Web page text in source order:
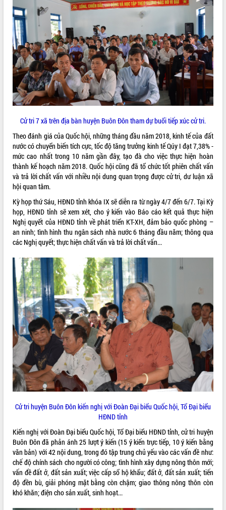
Lễ truy tặng danh hiệu “Bà Mẹ Việt
Nam Anh hùng” và trao Huân chương
Lao động
UBND tỉnh Đắk Lắk triển khai nhiệm
vụ 6 tháng cuối năm 2026
Kỳ họp thứ Hai, Hội đồng nhân dân
tỉnh khóa XI quyết nghị nhiều nội dung
quan trọng
Bí thư Tỉnh ủy Lương Nguyễn Minh
Triết thăm, tặng quà người có công với
Rà soát, hoàn thiện hệ thống thiết chế
văn hóa, thể thao đáp ứng yêu cầu
phát triển mới
Thường trực HĐND tỉnh Đắk Lắk gặp
mặt Đoàn chuyên gia y tế TP. Hồ Chí
Minh
Lễ truy điệu và an táng hài cốt liệt sĩ
tại Nghĩa trang Liệt sĩ xã Sơn Hòa
Bàn giải pháp tháo gỡ khó khăn trong
xuất khẩu sầu riêng và triển khai quy
định EUDR
Thứ trưởng Bộ Nông nghiệp và Môi
trường Nguyễn Hoàng Hiệp khảo sát
vùng trồng và doanh nghiệp đóng gói
sầu riêng tại Đắk Lắk
Trình diễn nghệ thuật chế biến các
món ăn từ sầu riêng
Đắk Lắk công bố Quy hoạch và xúc
tiến đầu tư tỉnh
Ngành cá ngừ Đắk Lắk chủ động thích
ứng để giữ vững thị trường xuất khẩu
Diễn đàn Kinh tế tư nhân Việt Nam đột
phá cơ chế - Hợp tác công tư
Đề án 06 tạo bước ngoặt đột phá trong
cải cách hành chính tỉnh Đắk Lắk
Kết nối tour, đẩy mạnh chuyển đổi số
Khởi động Dự án Đầu tư xây dựng hạ
tầng kỹ thuật Cụm công nghiệp Tân
Tiến
Gặp mặt các cơ quan báo chí nhân Kỷ
niệm 101 năm Ngày Báo chí Cách
mạng Việt Nam
Đắk Lắk sơ kết 4 năm triển khai thực
ALBUM ẢNH
LIÊN KẾT WEB
THỐNG KÊ TRUY CẬP
Hôm nay: 4631
Tất cả: 66090299
Cử tri 7 xã trên địa bàn huyện Buôn Đôn tham dự buổi tiếp xúc cử tri.
Theo đánh giá của Quốc hội, những tháng đầu năm 2018, kinh tế của đất
nước có chuyển biến tích cực, tốc độ tăng trưởng kinh tế Qúy I đạt 7,38% -
mức cao nhất trong 10 năm gần đây, tạo đà cho việc thực hiện hoàn
thành kế hoạch năm 2018. Quốc hội cũng đã tổ chức tốt phiên chất vấn
và trả lời chất vấn với nhiều nội dung quan trọng được cử tri, dư luận xã
hội quan tâm.
Kỳ họp thứ Sáu, HĐND tỉnh khóa IX sẽ diễn ra từ ngày 4/7 đến 6/7. Tại Kỳ
họp, HĐND tỉnh sẽ xem xét, cho ý kiến vào Báo cáo kết quả thực hiện
Nghị quyết của HĐND tỉnh về phát triển KT-XH, đảm bảo quốc phòng –
an ninh; tình hình thu ngân sách nhà nước 6 tháng đầu năm; thông qua
các Nghị quyết; thực hiện chất vấn và trả lời chất vấn...
Cử tri huyện Buôn Đôn kiến nghị với Đoàn Đại biểu Quốc hội, Tổ Đại biểu
HĐND tỉnh
Kiến nghị với Đoàn Đại biểu Quốc hội, Tổ Đại biểu HĐND tỉnh, cử tri huyện
Buôn Đôn đã phản ánh 25 lượt ý kiến (15 ý kiến trực tiếp, 10 ý kiến bằng
văn bản) với 42 nội dung, trong đó tập trung chủ yếu vào các vấn đề như:
chế độ chính sách cho người có công; tình hình xây dựng nông thôn mới;
vấn đề đất ở, đất sản xuất; việc cấp sổ hộ khẩu; đất ở, đất sản xuất; tiến
độ đền bù, giải phóng mặt bằng còn chậm; giao thông nông thôn còn
khó khăn; điện cho sản xuất, sinh hoạt...